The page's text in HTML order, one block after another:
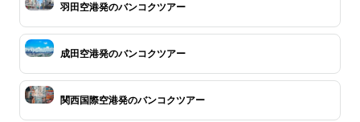
羽田空港発のバンコクツアー
成田空港発のバンコクツアー
関西国際空港発のバンコクツアー